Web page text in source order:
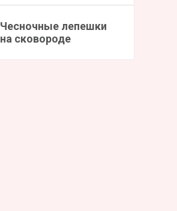
Чесночные лепешки
на сковороде